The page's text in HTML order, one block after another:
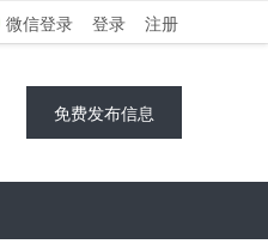
微信登录 登录 注册
免费发布信息